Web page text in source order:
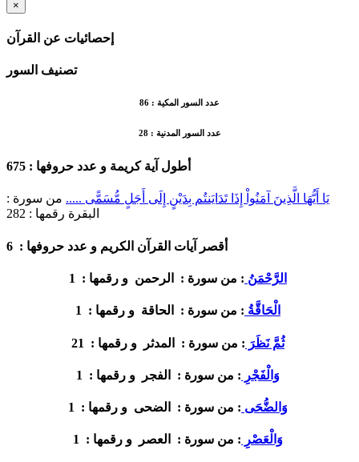
×
إحصائيات عن القرآن
تصنيف السور
عدد السور المكية : 86
عدد السور المدنية :28
أطول آية كريمة و عدد حروفها : 675
يَا أَيُّهَا الَّذِينَ آمَنُواْ إِذَا تَدَايَنتُم بِدَيْنٍ إِلَى أَجَلٍ مُّسَمًّى ..... من سورة :
البقرة رقمها : 282
أقصر آيات القرآن الكريم و عدد حروفها :
الرَّحْمَنُ : من سورة : الرحمن و رقمها :
الْحَاقَّةُ : من سورة : الحاقة و رقمها :
ثُمَّ نَظَرَ : من سورة : المدثر و رقمها : 21
وَالْفَجْرِ : من سورة : الفجر و رقمها :
وَالضُّحَى : من سورة : الضحى و رقمها :
وَالْعَصْرِ : من سورة : العصر و رقمها :